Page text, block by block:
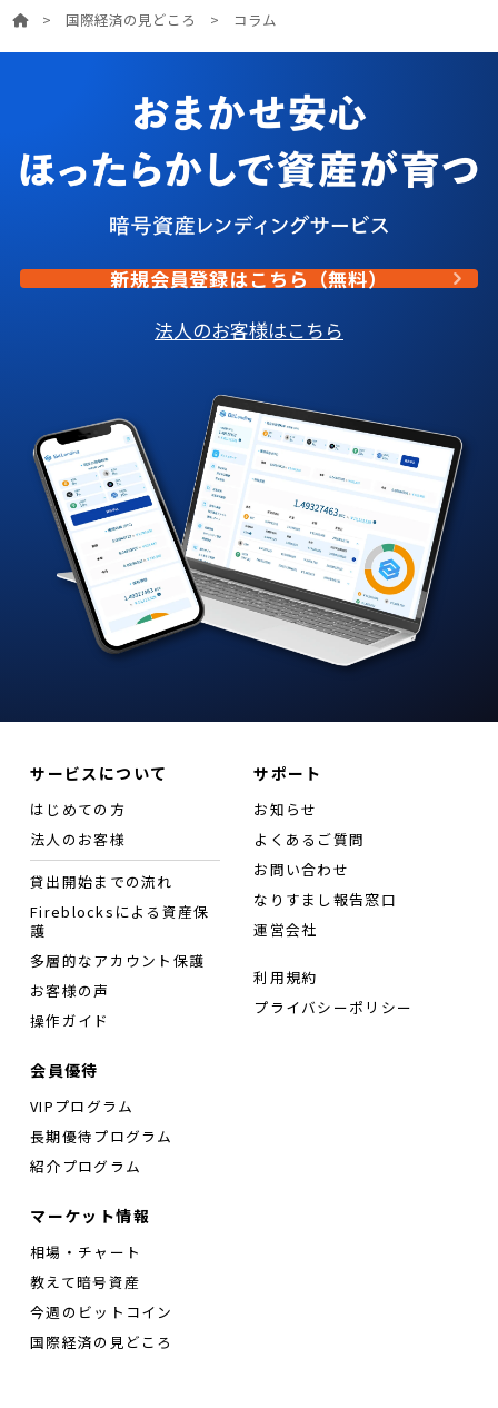
> 国際経済の見どころ > コラム
新規会員登録はこちら（無料）
法人のお客様はこちら
サービスについて
はじめての方
法人のお客様
貸出開始までの流れ
Fireblocksによる資産保
護
多層的なアカウント保護
お客様の声
操作ガイド
会員優待
VIPプログラム
長期優待プログラム
紹介プログラム
マーケット情報
相場・チャート
教えて暗号資産
今週のビットコイン
国際経済の見どころ
サポート
お知らせ
よくあるご質問
お問い合わせ
なりすまし報告窓口
運営会社
利用規約
プライバシーポリシー